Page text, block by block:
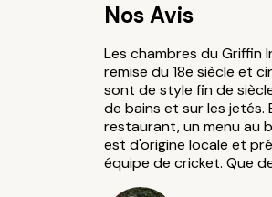
Nos Avis
Les chambres du Griffin
remise du 18e siècle et
sont de style fin de
de bains et sur les jetés.
restaurant, un menu au
est d'origine locale et
équipe de cricket. Que